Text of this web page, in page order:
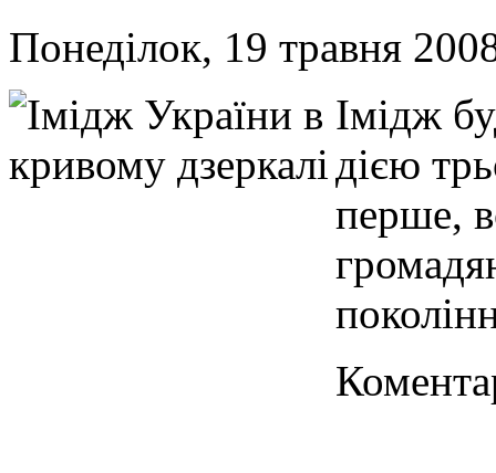
Понеділок, 19 травня
Імідж
дією
перше,